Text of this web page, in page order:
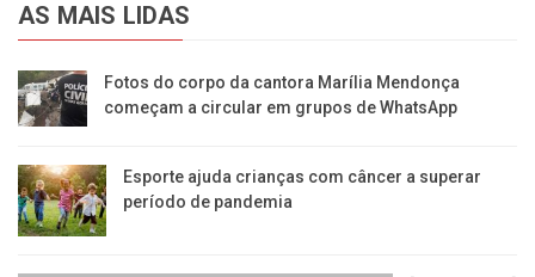
AS MAIS LIDAS
Fotos do corpo da cantora Marília Mendonça
começam a circular em grupos de WhatsApp
Esporte ajuda crianças com câncer a superar
período de pandemia